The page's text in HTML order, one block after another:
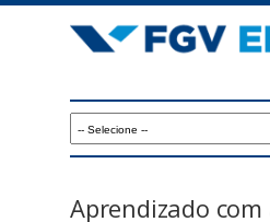
para
principal
V
Aprendizado